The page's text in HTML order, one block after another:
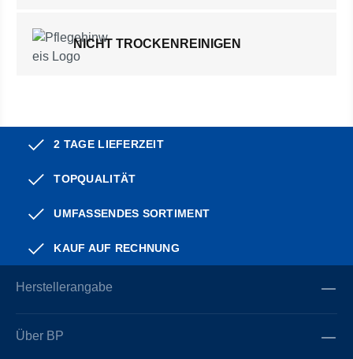
NICHT TROCKENREINIGEN
2 TAGE LIEFERZEIT
TOPQUALITÄT
UMFASSENDES SORTIMENT
KAUF AUF RECHNUNG
Herstellerangabe
Über BP